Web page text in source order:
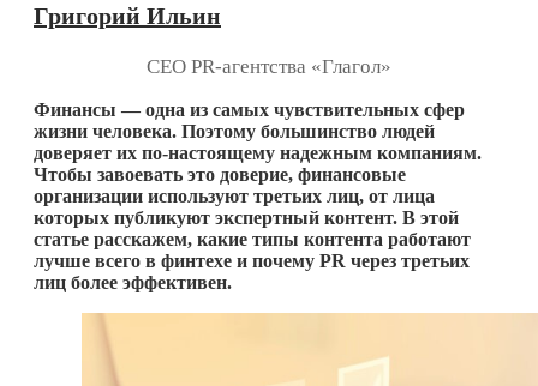
Григорий Ильин
CEO PR-агентства «Глагол»
Финансы — одна из самых чувствительных сфер
жизни человека. Поэтому большинство людей
доверяет их по-настоящему надежным компаниям.
Чтобы завоевать это доверие, финансовые
организации используют третьих лиц, от лица
которых публикуют экспертный контент. В этой
статье расскажем, какие типы контента работают
лучше всего в финтехе и почему PR через третьих
лиц более эффективен.